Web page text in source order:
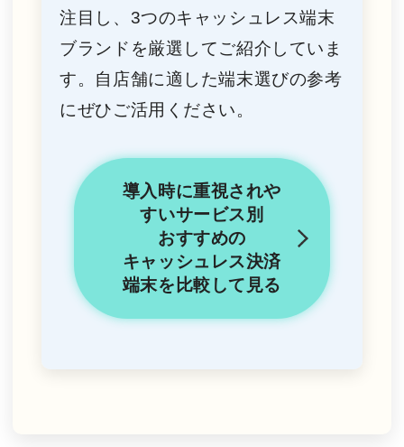
注目し、3つのキャッシュレス端末
ブランドを厳選してご紹介していま
す。自店舗に適した端末選びの参考
にぜひご活用ください。
導入時に重視されや
すいサービス別
おすすめの
キャッシュレス決済
端末を 比較して見る